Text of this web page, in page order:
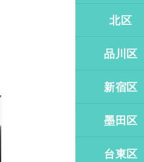
北区
品川区
新宿区
墨田区
台東区